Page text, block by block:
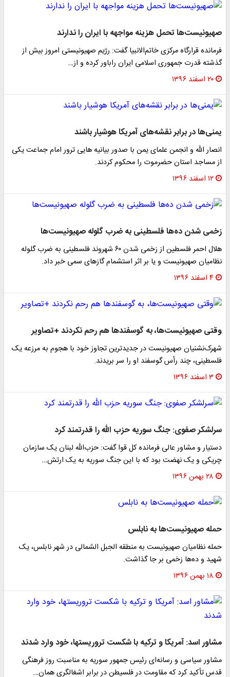
تحمل هزینه‌ مواجهه با ایران را ندارند
قرارگاه مرکزی خاتم‌الانبیا گفت: رژیم صهیونیستی امروز بیش از
قدرت جمهوری اسلامی ایران راباور کرده و از…
۲۰ اسفند ۱۳۹۶
در برابر نقشه‌های آمریکا هوشیار باشند
الله و انجمن علمای یمن با صدور بیانیه هایی ترور امام جماعت یکی
مساجد استان حضرموت را محکوم کردند.
۱۲ اسفند ۱۳۹۶
شدن ده‌ها فلسطینی به ضرب گلوله صهیونیست‌ها
هلال احمر فلسطین از زخمی شدن ۶۰ شهروند فلسطینی به ضرب گلوله
صهیونیست و یا بر اثر استشمام گازهای سمی خبر داد.
۴ اسفند ۱۳۹۶
صهیونیست‌ها، به گوسفند‌ها هم رحم نکردند +تصاویر
صهیونیست در جدیدترین تجاوز خود با هجوم به مرزعه یک
چند رأس گوسفند او را سر بریدند.
۳ اسفند ۱۳۹۶
صفوی: جنگ سوریه حزب الله را قدرتمند کرد
و مشاور عالی فرمانده کل قوا گفت: حزب‌الله لبنان یک سازمان
و یک نهضت بود که با این جنگ سوریه به یک ارتش…
۲۸ بهمن ۱۳۹۶
صهیونیست‌ها به نابلس
نظامیان صهیونیست به منطقه الجبل الشمالی در شهر نابلس، یک
و ده‌ها زخمی بر جا گذاشت.
۱۸ بهمن ۱۳۹۶
اسد: آمریکا و ترکیه با شکست تروریستها، خود وارد شدند
سیاسی و رسانه‌ای رئیس جمهور سوریه به مناسبت روز فرهنگی
تأکید کرد که مقاومت در فلسیطن در برابر اشغالگری همان…